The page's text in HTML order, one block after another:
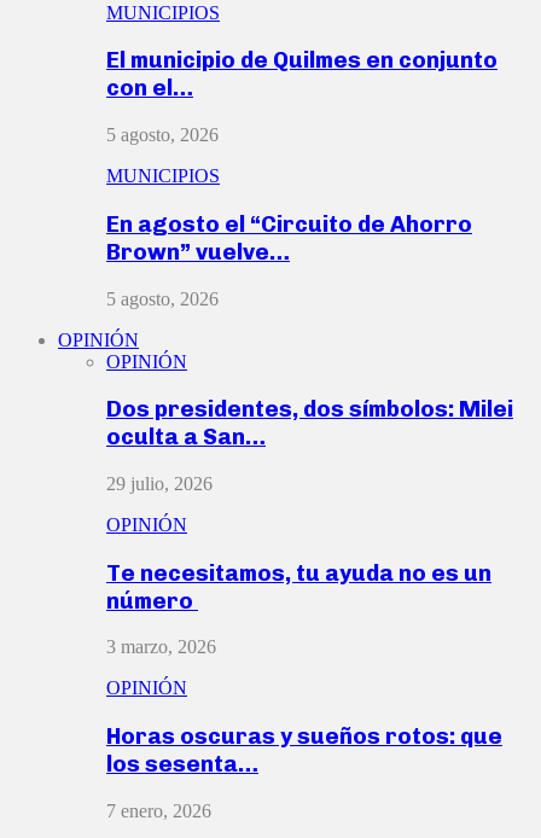
MUNICIPIOS
El municipio de Quilmes en conjunto
con el…
5 agosto, 2026
MUNICIPIOS
En agosto el “Circuito de Ahorro
Brown” vuelve…
5 agosto, 2026
OPINIÓN
OPINIÓN
Dos presidentes, dos símbolos: Milei
oculta a San…
29 julio, 2026
OPINIÓN
Te necesitamos, tu ayuda no es un
número
3 marzo, 2026
OPINIÓN
Horas oscuras y sueños rotos: que
los sesenta…
7 enero, 2026